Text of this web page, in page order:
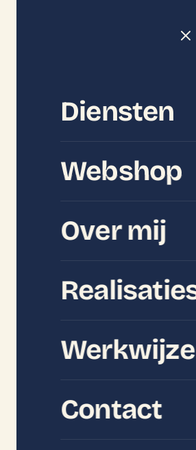
Diensten
Webshop
Over mij
Werkwijze
Contact